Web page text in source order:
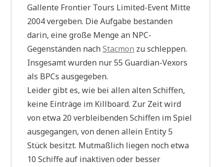
Gallente Frontier Tours Limited-Event Mitte
2004 vergeben. Die Aufgabe bestanden
darin, eine große Menge an NPC-
Gegenständen nachStacmon zu schleppen.
Insgesamt wurden nur 55 Guardian-Vexors
als BPCs ausgegeben.
Leider gibt es, wie bei allen alten Schiffen,
keine Einträge im Killboard. Zur Zeit wird
von etwa 20 verbleibenden Schiffen im Spiel
ausgegangen, von denen allein Entity 5
Stück besitzt. Mutmaßlich liegen noch etwa
10 Schiffe auf inaktiven oder besser